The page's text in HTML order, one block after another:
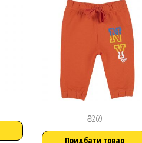
₴269
Придбати товар